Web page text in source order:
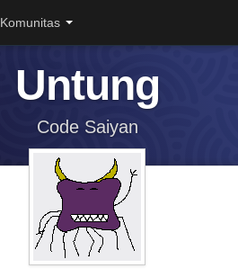
Komunitas
Untung
Code Saiyan